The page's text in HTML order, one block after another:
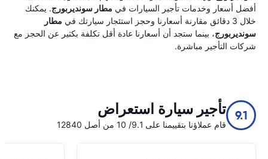
أفضل أسعار وخدمات تأجير السيارات في مطار سونديربورج. يمكنك
خلال 3 دقائق مقارنة أسعارنا وحجز استئجار سيارتك في
مطار
سونديربورج، بينما ستجد أن أسعارنا عادة أقل تكلفة بكثير عن الحجز مع
شركات التأجير مباشرة.
9.1 تأجير سيارة استعراض
قام عملاؤنا بتقييمنا على 9.1/ 10 من أصل 12840